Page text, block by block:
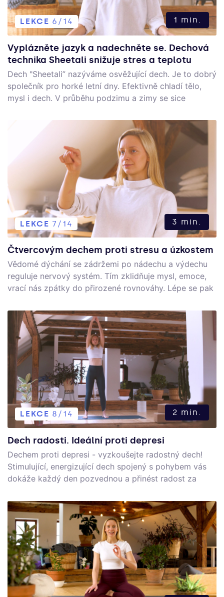
LEKCE 6/14 1 min.
Vyplázněte jazyk a nadechněte se. Dechová
technika Sheetali snižuje stres a teplotu
Dech "Sheetali” nazýváme osvěžující dech. Je to dobrý
společník pro horké letní dny. Efektivně chladí tělo,
mysl i dech. V průběhu podzimu a zimy se sice
přebytečné horko z těla, podporuje dobré trávení,
snižuje teplotu a pomáhá proti hladu a žízni.
LEKCE 7/14 3 min.
Čtvercovým dechem proti stresu a úzkostem
Vědomé dýchání se zádržemi po nádechu a výdechu
reguluje nervový systém. Tím zklidňuje mysl, emoce,
vrací nás zpátky do přirozené rovnováhy. Lépe se pak
situacemi s větší lehkostí. Čtvercové dýchání dokáže
poskytnout téměř okamžitý pocit klidu, a proto je
zvláště účinné po akutní šokové situaci, kdy se tělo
dostává do reakce “bojuj nebo útěč” (fight or flight) a
my ho chceme vrátit do “zažívej a odpočívej” (rest &
digest).
LEKCE 8/14 2 min.
Dech radosti. Ideální proti depresi
Dechem proti depresi - vyzkoušejte radostný dech!
Stimulující, energizující dech spojený s pohybem vás
dokáže každý den pozvednou a přinést radost za